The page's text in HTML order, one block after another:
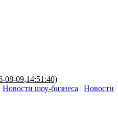
08-09,14:51:40)
Новости шоу-бизнеса | Новости